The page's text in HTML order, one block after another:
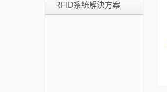
RFID系統解決方案